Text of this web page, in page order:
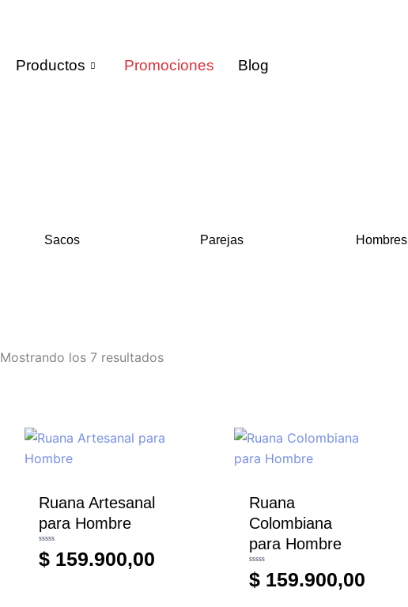
Productos Promociones Blog
Sacos Parejas Hombres
Mostrando los 7 resultados
Ruana Artesanal
para Hombre
Valorado
con
0
$ 159.900,00
Ruana
Colombiana
para Hombre
Valorado
con
0
$159.900,00